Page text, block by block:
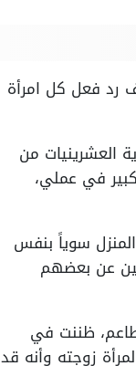
رد فعل كل امرأة
العشرينيات من
في عملي،
سوياً بنفس
عن بعضهم
ظننت في
زوجته وأنه قد